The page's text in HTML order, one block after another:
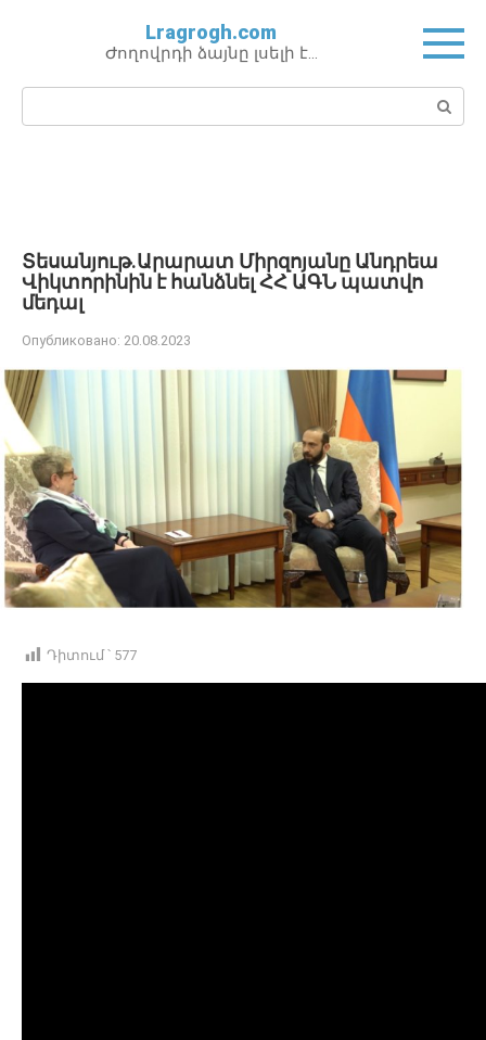
Lragrogh.com
Ժողովրդի ձայնը լսելի է…
Поиск:
Տեսանյութ․Արարատ Միրզոյանը Անդրեա
Վիկտորինին է հանձնել ՀՀ ԱԳՆ պատվո
մեդալ
Опубликовано: 20.08.2023
Դիտում ՝ 577